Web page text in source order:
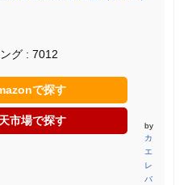
グ : 7012
で探す
市場で探す
by
カ
エ
レ
バ